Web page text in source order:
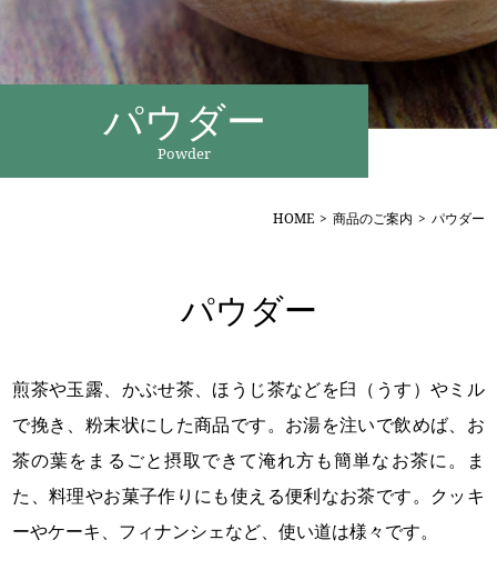
パウダー
HOME 商品のご案内 パウダー
パウダー
煎茶や玉露、かぶせ茶、ほうじ茶などを臼（うす）やミル
で挽き、粉末状にした商品です。お湯を注いで飲めば、お
茶の葉をまるごと摂取できて淹れ方も簡単なお茶に。ま
た、料理やお菓子作りにも使える便利なお茶です。クッキ
ーやケーキ、フィナンシェなど、使い道は様々です。